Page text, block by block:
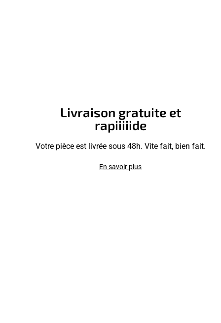
Livraison gratuite et
rapiiiiide
Votre pièce est livrée sous 48h. Vite fait, bien fait.
En savoir plus